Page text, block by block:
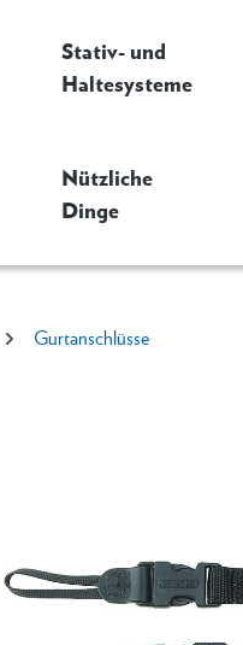
Stativ- und
Haltesysteme
Nützliche
Dinge
Gurtanschlüsse